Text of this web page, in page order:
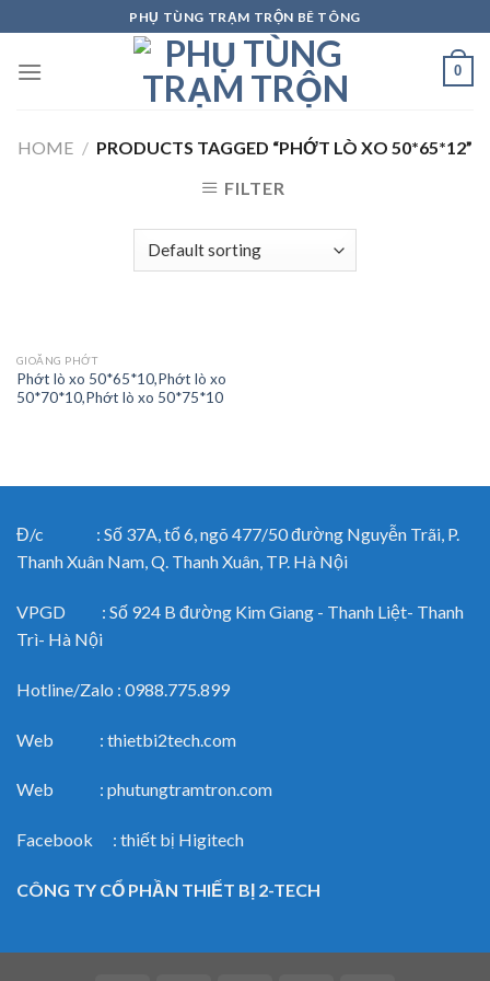
to
content
PHỤ TÙNG TRẠM TRỘN BÊ TÔNG
0
HOME / PRODUCTS TAGGED “PHỚT LÒ XO 50*65*12”
FILTER
GIOĂNG PHỚT
Phớt lò xo 50*65*10,Phớt lò xo
50*70*10,Phớt lò xo 50*75*10
Đ/c : Số 37A, tổ 6, ngõ 477/50 đường Nguyễn Trãi, P.
Thanh Xuân Nam, Q. Thanh Xuân, TP. Hà Nội
VPGD : Số 924 B đường Kim Giang - Thanh Liệt- Thanh
Trì- Hà Nội
Hotline/Zalo : 0988.775.899
Web : thietbi2tech.com
Web : phutungtramtron.com
Facebook : thiết bị Higitech
CÔNG TY CỔ PHẦN THIẾT BỊ 2-TECH